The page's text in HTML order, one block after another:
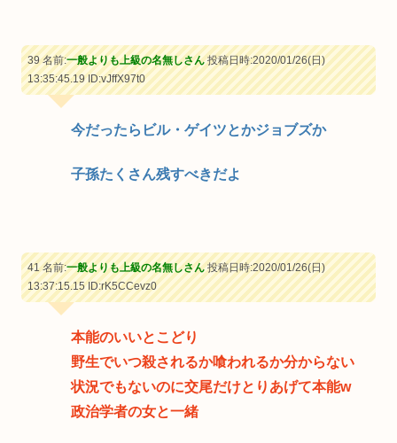
39 名前:一般よりも上級の名無しさん投稿日時:2020/01/26(日)
13:35:45.19ID:vJffX97t0
今だったらビル・ゲイツとかジョブズか
子孫たくさん残すべきだよ
41 名前:一般よりも上級の名無しさん投稿日時:2020/01/26(日)
13:37:15.15ID:rK5CCevz0
本能のいいとこどり
野生でいつ殺されるか喰われるか分からない
状況でもないのに交尾だけとりあげて本能w
政治学者の女と一緒